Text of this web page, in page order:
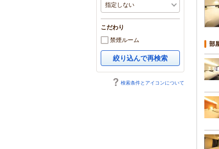
こだわり
禁煙ルーム
絞り込んで再検索
検索条件とアイコンについて
部